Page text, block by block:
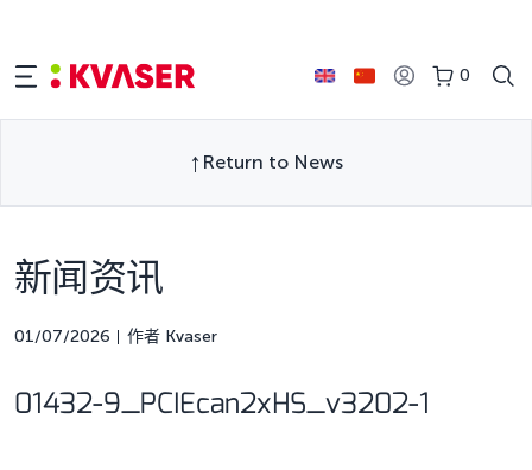
0
Return to News
新闻资讯
01/07/2026 作者 Kvaser
01432-9_PCIEcan2xHS_v3202-1